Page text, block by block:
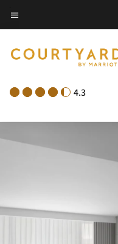
Skip
to
content
菜单文本
4.3